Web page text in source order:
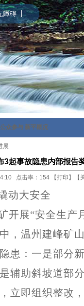
障碍
公众参与 新平概况
展
起事故隐患内部报告
点击率： 154【打印 】【
动大安全
开展“安全生产
， 温州建峰矿
患： 一是部分
辅助斜坡道部
， 立即组织整改